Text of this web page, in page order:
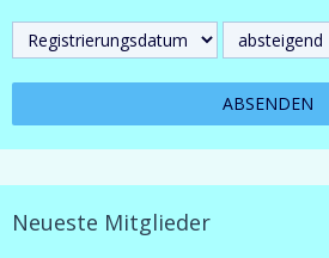
Neueste Mitglieder